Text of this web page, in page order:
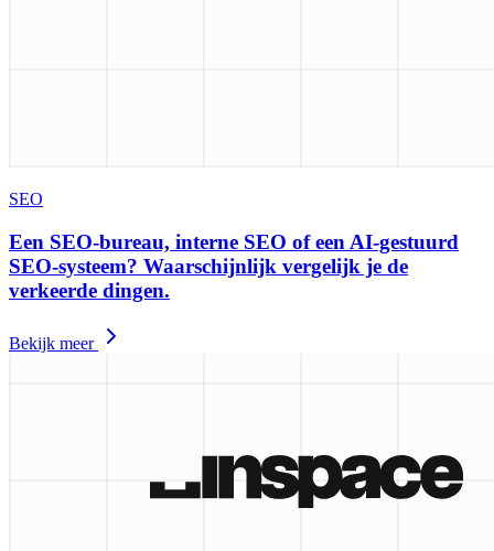
SEO
Een SEO-bureau, interne SEO of een AI-gestuurd
SEO-systeem? Waarschijnlijk vergelijk je de
verkeerde dingen.
Bekijk meer